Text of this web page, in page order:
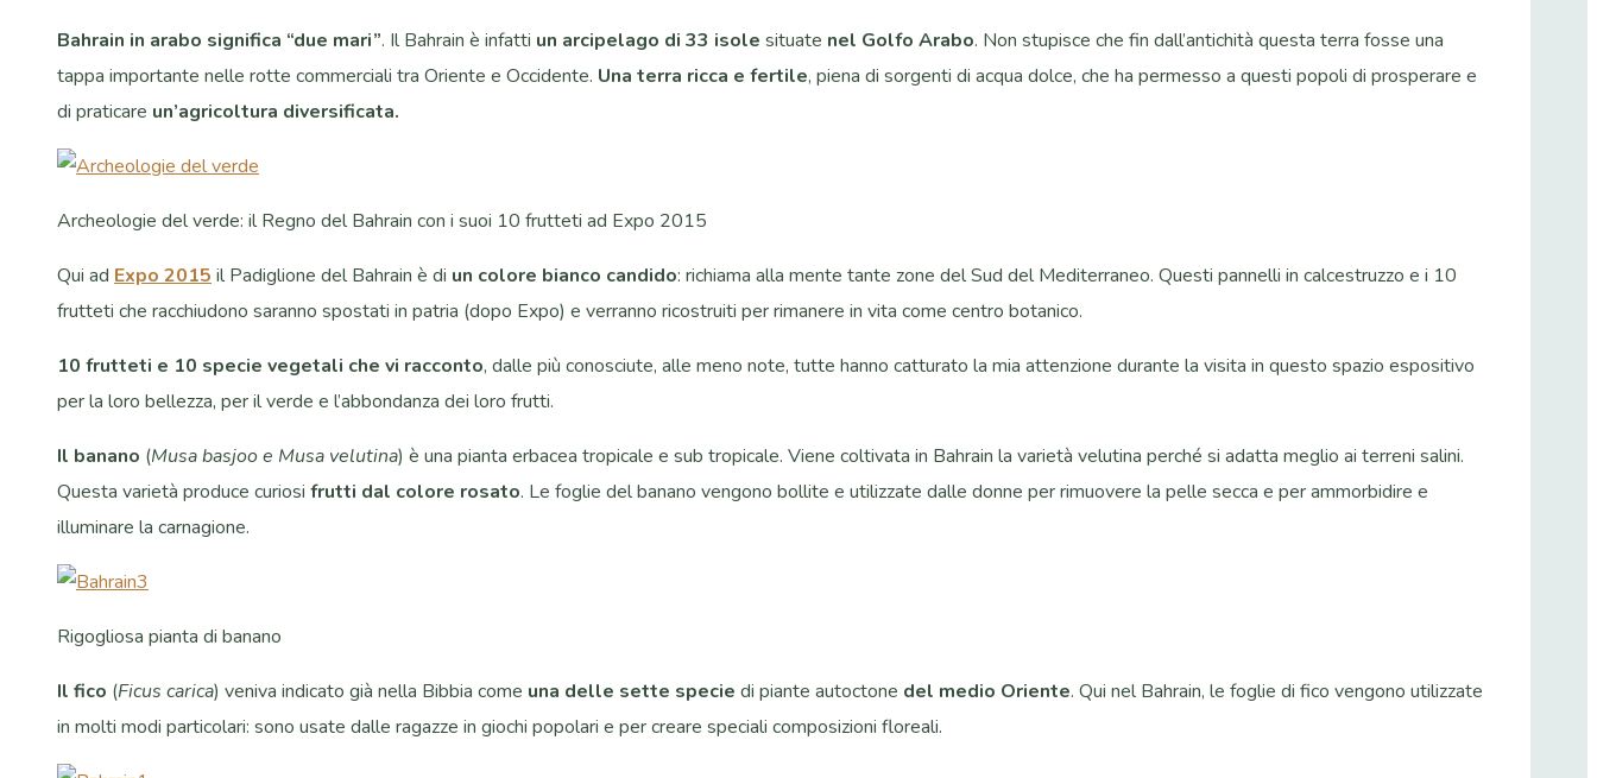
Bahrain in arabo significa “due mari”. Il Bahrain è infatti un arcipelago di 33 isole situate nel Golfo Arabo. Non stupisce che fin dall’antichità questa terra fosse una
tappa importante nelle rotte commerciali tra Oriente e Occidente. Una terra ricca e fertile, piena di sorgenti di acqua dolce, che ha permesso a questi popoli di prosperare e
di praticare un’agricoltura diversificata.
Archeologie del verde: il Regno del Bahrain con i suoi 10 frutteti ad Expo 2015
Qui ad Expo 2015 il Padiglione del Bahrain è di un colore bianco candido: richiama alla mente tante zone del Sud del Mediterraneo. Questi pannelli in calcestruzzo e i 10
frutteti che racchiudono saranno spostati in patria (dopo Expo) e verranno ricostruiti per rimanere in vita come centro botanico.
10 frutteti e 10 specie vegetali che vi racconto, dalle più conosciute, alle meno note, tutte hanno catturato la mia attenzione durante la visita in questo spazio espositivo
per la loro bellezza, per il verde e l’abbondanza dei loro frutti.
Il banano (Musa basjoo e Musa velutina) è una pianta erbacea tropicale e sub tropicale. Viene coltivata in Bahrain la varietà velutina perché si adatta meglio ai terreni salini.
Questa varietà produce curiosi frutti dal colore rosato. Le foglie del banano vengono bollite e utilizzate dalle donne per rimuovere la pelle secca e per ammorbidire e
illuminare la carnagione.
Rigogliosa pianta di banano
Il fico (Ficus carica) veniva indicato già nella Bibbia come una delle sette specie di piante autoctone del medio Oriente. Qui nel Bahrain, le foglie di fico vengono utilizzate
in molti modi particolari: sono usate dalle ragazze in giochi popolari e per creare speciali composizioni floreali.